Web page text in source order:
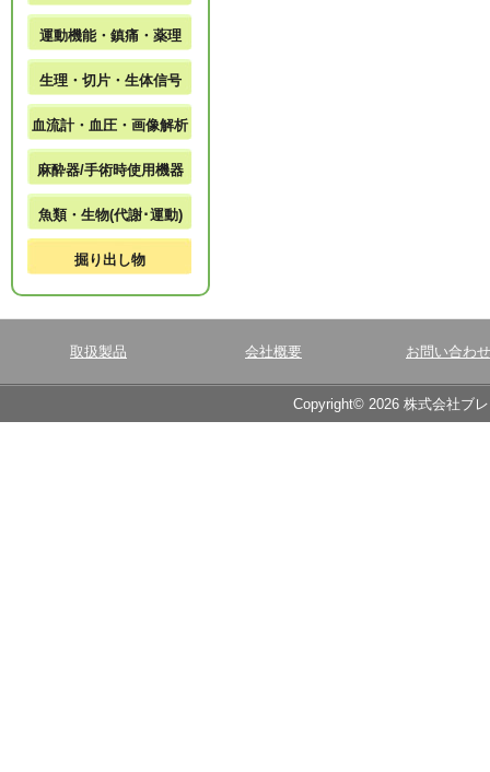
運動機能・鎮痛・薬理
生理・切片・生体信号
血流計・血圧・画像解析
麻酔器/手術時使用機器
魚類・生物(代謝･運動)
掘り出し物
取扱製品 会社概要 お問い合わせ
Copyright© 2026 株式会社ブ